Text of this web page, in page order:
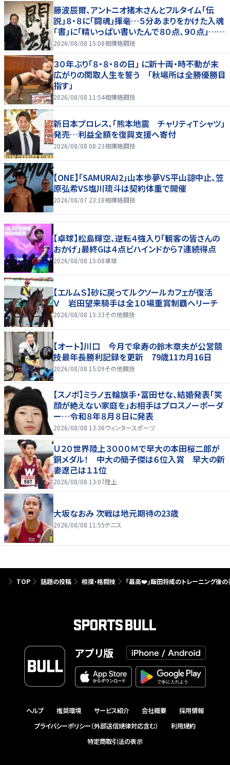
藤波辰爾、アントニオ猪木さんとフルタイム「伝
説」８・８に「闘魂」揮毫…５分あまりをかけた入魂
「書」に「精いっぱい書いたんで８０点、９０点」…
「人間・藤波辰爾展」開催
2026/08/08 15:08相撲格闘技
３０年ぶり「８・８・８の日」 に新十両・時不動が末
広がりの関取人生を誓う 「秋場所は全勝優勝目
指す」
2026/08/08 11:54相撲格闘技
新日本プロレス、「熊本地震 チャリティＴシャツ」
発売…利益全額を復興支援へ寄付
2026/08/08 08:23相撲格闘技
【ONE】「SAMURAI2」山本歩夢VS平山諒中止、笠
原弘希VS塩川琉斗は契約体重で開催
2026/08/07 23:18相撲格闘技
【卓球】松島輝空、逆転４強入り「観客の皆さんの
おかげ」最終Gは４点ビハインドから７連続得点
2026/08/08 15:08卓球
【エルムＳ】砂に戻ってルクソールカフェが復活
Ｖ 岩田望来騎手は全１０場重賞制覇へリーチ
2026/08/08 15:33その他競技
【オート】川口 今月で傘寿の鈴木章夫が公営競
技最年長勝利記録を更新 79歳11カ月16日
2026/08/08 15:09その他競技
【スノボ】ミラノ五輪旗手・冨田せな、結婚発表「笑
顔が絶えない家庭を」お相手はプロスノーボーダ
ー…令和８年８月８日に発表
2026/08/08 13:36ウィンタースポーツ
Ｕ２０世界陸上３０００Ｍで早大の本田桜二郎が
銅メダル！ 中大の簡子傑は６位入賞 早大の新
妻遼己は１１位
2026/08/08 13:07陸上
大坂なおみ 次戦は地元期待の23歳
2026/08/08 11:55テニス
TOP 話題の投稿 相撲・格闘技 「最高❤️」飯田将成のトレーニング後
アプリ版
ヘルプ 推奨環境 サービス紹介 会社概要
採用情報
プライバシーポリシー（外部送信規律対応含む）
利用規約
特定商取引法の表示